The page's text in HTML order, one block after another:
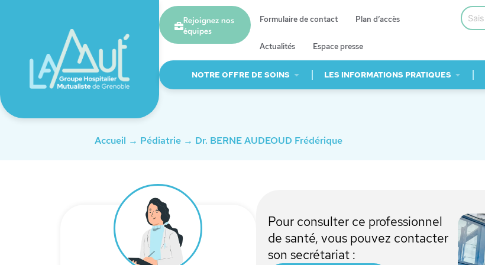
Rejoignez nos
équipes
Formulaire de contact Plan d’accès
Actualités Espace presse
NOTRE OFFRE DE SOINS LES INFORMATIONS PRATIQUES
Accueil → Pédiatrie → Dr. BERNE AUDEOUD Frédérique
Pour consulter ce professionnel
de santé, vous pouvez contacter
son secrétariat :